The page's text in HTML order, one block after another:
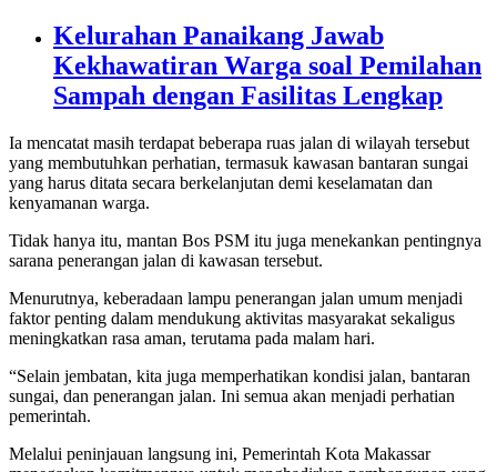
Kelurahan Panaikang Jawab
Kekhawatiran Warga soal Pemilahan
Sampah dengan Fasilitas Lengkap
Ia mencatat masih terdapat beberapa ruas jalan di wilayah tersebut
yang membutuhkan perhatian, termasuk kawasan bantaran sungai
yang harus ditata secara berkelanjutan demi keselamatan dan
kenyamanan warga.
Tidak hanya itu, mantan Bos PSM itu juga menekankan pentingnya
sarana penerangan jalan di kawasan tersebut.
Menurutnya, keberadaan lampu penerangan jalan umum menjadi
faktor penting dalam mendukung aktivitas masyarakat sekaligus
meningkatkan rasa aman, terutama pada malam hari.
“Selain jembatan, kita juga memperhatikan kondisi jalan, bantaran
sungai, dan penerangan jalan. Ini semua akan menjadi perhatian
pemerintah.
Melalui peninjauan langsung ini, Pemerintah Kota Makassar